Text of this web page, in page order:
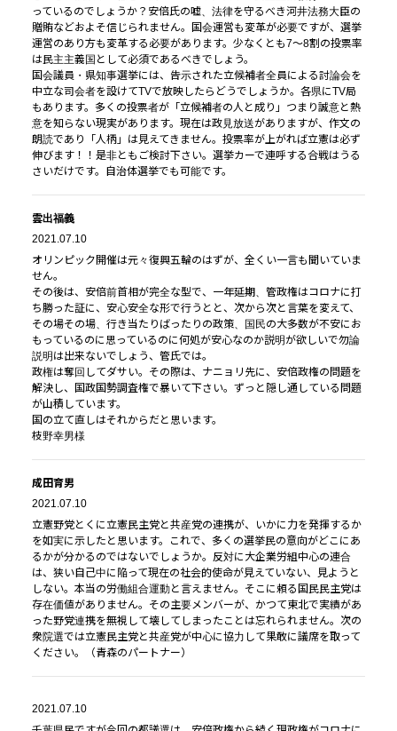
っているのでしょうか？安倍氏の嘘、法律を守るべき河井法務大臣の
贈賄などおよそ信じられません。国会運営も変革が必要ですが、選挙
運営のあり方も変革する必要があります。少なくとも7～8割の投票率
は民主主義国として必須であるべきでしょう。
国会議員・県知事選挙には、告示された立候補者全員による討論会を
中立な司会者を設けてTVで放映したらどうでしょうか。各県にTV局
もあります。多くの投票者が「立候補者の人と成り」つまり誠意と熱
意を知らない現実があります。現在は政見放送がありますが、作文の
朗読であり「人柄」は見えてきません。投票率が上がれば立憲は必ず
伸びます！！是非ともご検討下さい。選挙カーで連呼する合戦はうる
さいだけです。自治体選挙でも可能です。
雲出福義
2021.07.10
オリンピック開催は元々復興五輪のはずが、全くい一言も聞いていま
せん。
その後は、安倍前首相が完全な型で、一年延期、管政権はコロナに打
ち勝った証に、安心安全な形で行うとと、次から次と言葉を変えて、
その場その場、行き当たりばったりの政策、国民の大多数が不安にお
もっているのに思っているのに何処が安心なのか説明が欲しいで勿論
説明は出来ないでしょう、管氏では。
政権は奪回してダサい。その際は、ナニョリ先に、安倍政権の問題を
解決し、国政国勢調査権で暴いて下さい。ずっと隠し通している問題
が山積しています。
国の立て直しはそれからだと思います。
枝野幸男様
成田育男
2021.07.10
立憲野党とくに立憲民主党と共産党の連携が、いかに力を発揮するか
を如実に示したと思います。これで、多くの選挙民の意向がどこにあ
るかが分かるのではないでしょうか。反対に大企業労組中心の連合
は、狭い自己中に陥って現在の社会的使命が見えていない、見ようと
しない。本当の労働組合運動と言えません。そこに頼る国民民主党は
存在価値がありません。その主要メンバーが、かつて東北で実績があ
った野党連携を無視して壊してしまったことは忘れられません。次の
衆院選では立憲民主党と共産党が中心に協力して果敢に議席を取って
ください。（青森のパートナー）
2021.07.10